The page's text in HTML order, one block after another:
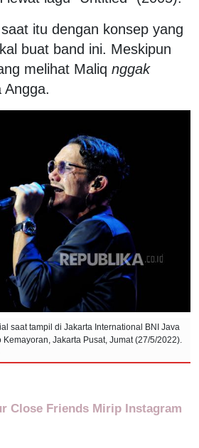
itu dengan konsep yang
buat band ini. Meskipun
melihat Maliq nggak
Angga.
saat tampil di Jakarta International BNI Java
Jakarta Pusat, Jumat (27/5/2022).
Close Friends Mirip Instagram